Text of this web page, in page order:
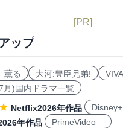
[PR]
ップ
薫る 大河:豊臣兄弟!
月)国内ドラマ一覧
Netflix2026年作品
年作品
PrimeVideo